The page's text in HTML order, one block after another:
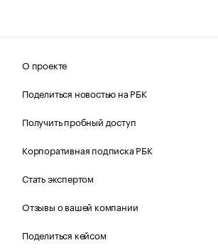
О проекте
Поделиться новостью на РБК
Получить пробный доступ
Корпоративная подписка РБК
Стать экспертом
Отзывы о вашей компании
Поделиться кейсом